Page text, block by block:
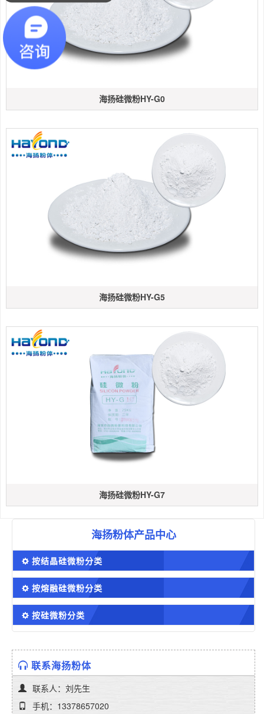
海扬硅微粉HY-G0
海扬硅微粉HY-G5
海扬硅微粉HY-G7
海扬粉体产品中心
按结晶硅微粉分类
按熔融硅微粉分类
按硅微粉分类
联系海扬粉体
联系人：刘先生
手机：13378657020